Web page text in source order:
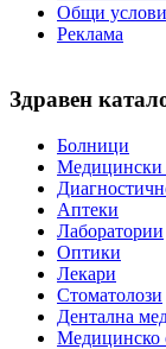
Общи
Реклама
Здравен
Болници
Медицински
Аптеки
Лаборатории
Оптики
Лекари
Стоматолози
Дентална
Медицинско